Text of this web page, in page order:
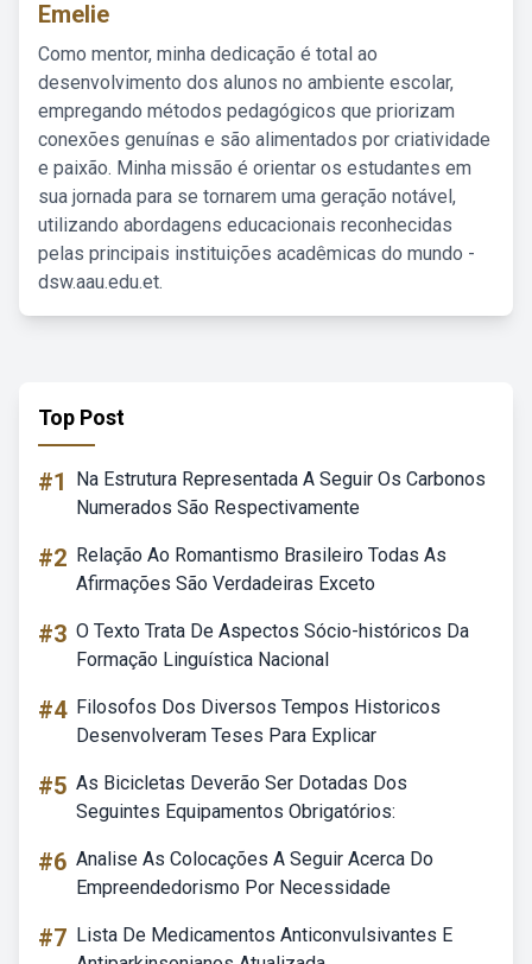
Emelie
Como mentor, minha dedicação é total ao
desenvolvimento dos alunos no ambiente escolar,
empregando métodos pedagógicos que priorizam
conexões genuínas e são alimentados por criatividade
e paixão. Minha missão é orientar os estudantes em
sua jornada para se tornarem uma geração notável,
utilizando abordagens educacionais reconhecidas
pelas principais instituições acadêmicas do mundo -
dsw.aau.edu.et.
Top Post
#1
Na Estrutura Representada A Seguir Os Carbonos
Numerados São Respectivamente
#2 Relação Ao Romantismo Brasileiro Todas As
Afirmações São Verdadeiras Exceto
#3 O Texto Trata De Aspectos Sócio-históricos Da
Formação Linguística Nacional
#4 Filosofos Dos Diversos Tempos Historicos
Desenvolveram Teses Para Explicar
#5 As Bicicletas Deverão Ser Dotadas Dos
Seguintes Equipamentos Obrigatórios:
#6 Analise As Colocações A Seguir Acerca Do
Empreendedorismo Por Necessidade
#7 Lista De Medicamentos Anticonvulsivantes E